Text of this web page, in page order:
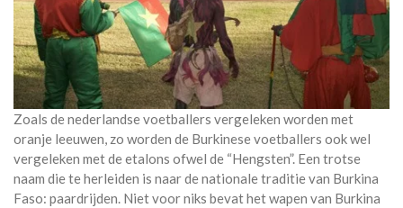
Zoals de nederlandse voetballers vergeleken worden met
oranje leeuwen, zo worden de Burkinese voetballers ook wel
vergeleken met de etalons ofwel de “Hengsten”. Een trotse
naam die te herleiden is naar de nationale traditie van Burkina
Faso: paardrijden. Niet voor niks bevat het wapen van Burkina